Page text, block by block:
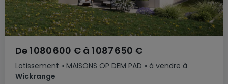
Lotissement « MAISONS OP DEM PAD » à vendre à
Wickrange
De1 080 600 € à 1 087 650 €